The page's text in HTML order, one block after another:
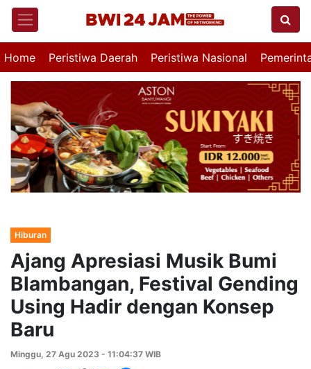
Home Peristiwa Daerah Peristiwa Nasional
Hiburan
Ajang Apresiasi Musik Bumi
Blambangan, Festival Gending
Using Hadir dengan Konsep
Baru
Minggu, 27 Agu 2023 - 11:04:37 WIB